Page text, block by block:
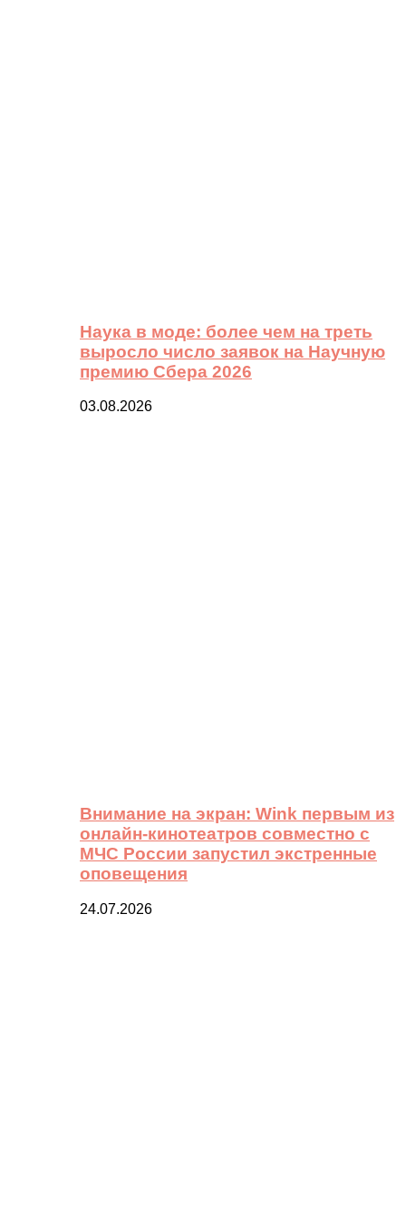
Наука в моде: более чем на треть
выросло число заявок на Научную
премию Сбера 2026
03.08.2026
Внимание на экран: Wink первым из
онлайн-кинотеатров совместно с
МЧС России запустил экстренные
оповещения
24.07.2026